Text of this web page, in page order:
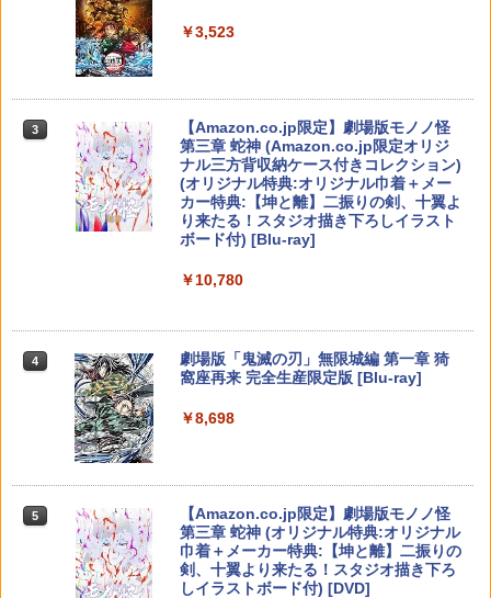
h2 収納 Joy-Con収納対応 Nintendo Sw
itch2専用 撥水 ブラック/ホワイト
￥2,000
ゼルダの伝説 ティアーズ オブ ザ キン
グダム Nintendo Switch 2 Edition
￥7,893
【楽天ブックス限定特典】スーパーマリ
￥7,577
り ＆ 記念カード & LEDライト 同梱 - PS
【ポイント5倍】PS5 Slim スタンド 新型
縦置き 冷却ファン スタンド 冷却パッド
縦置き 垂直 充電器 USB 静音 リモコン
収納 充電LEDランプ 充電指示ランプ付
滑り止め 冷却台 2台同時充電
￥3,600
4
【中古】龍が如く 極3 ／ 龍が如く3外伝
Dark Tiesソフト:プレイステーション5
5
【特典】SILENT HILL: Townfall(【早期
購入封入特典】DLCチラシ)
￥6,507
￥4,648
劇場版 カードキャプターさくら 封印さ
れたカード【Blu-ray】 [ 丹下桜 ]
￥4,884
劇場版 カードキャプターさくら【Blu-ra
3 Nintendo Switch 2(日本語・国内専用)
￥55,491
ニンテンドープリペイド番号 9000円|オ
ンラインコード版
￥9,000
ニンテンドープリペイド番号 5000円|オ
ンラインコード版
￥7,286
3
【純正品】ディスクドライブ(CFI-ZDD1
J) PlayStation 5
￥11,980
トローラー ミッドナイト ブラック(CFI-
【純正品】DualSense ワイヤレスコン
￥10,737
3
￥8,020
【純正品】Xbox 充電式バッテリー + US
B-C ケーブル
￥2,618
【国内正規品】Thrustmaster スラスト
S5、PS5 Pro、Xbox One、Xbox Serie
￥14,141
￥3,523
3
【Amazon.co.jp限定】劇場版モノノ怪
第三章 蛇神 (Amazon.co.jp限定オリジ
ナル三方背収納ケース付きコレクション)
(オリジナル特典:オリジナル巾着＋メー
カー特典:【坤と離】二振りの剣、十翼よ
り来たる！スタジオ描き下ろしイラスト
ボード付) [Blu-ray]
￥10,780
4
劇場版「鬼滅の刃」無限城編 第一章 猗
窩座再来 完全生産限定版 [Blu-ray]
￥8,698
5
【Amazon.co.jp限定】劇場版モノノ怪
第三章 蛇神 (オリジナル特典:オリジナル
巾着＋メーカー特典:【坤と離】二振りの
剣、十翼より来たる！スタジオ描き下ろ
しイラストボード付) [DVD]